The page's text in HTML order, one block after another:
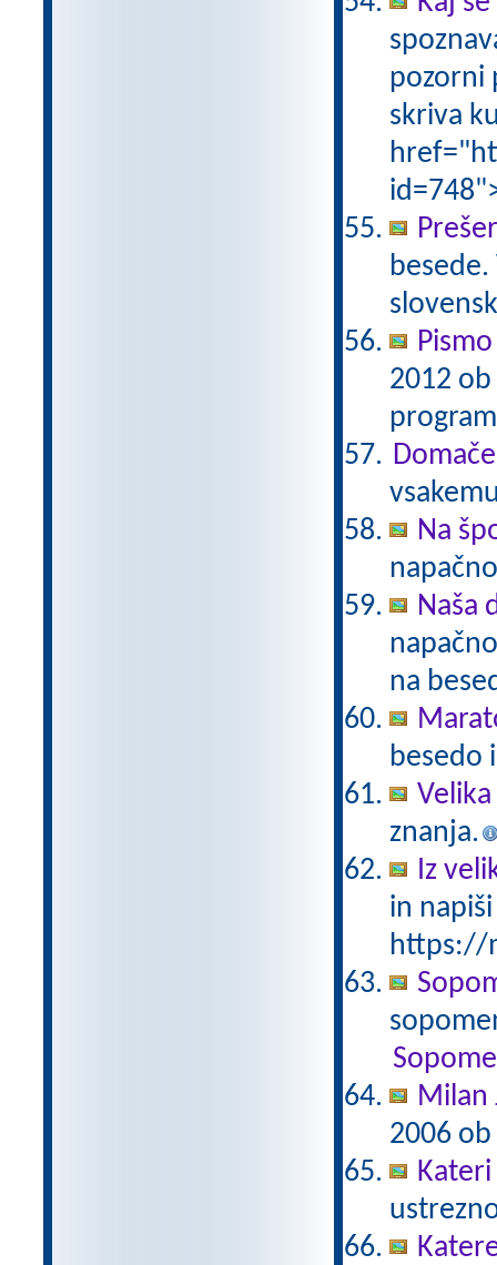
pozorni
skriva
Pismo
2012
Na
Naša
na
besedo
znanja.
Iz
in
https://
Milan
2006
Kateri